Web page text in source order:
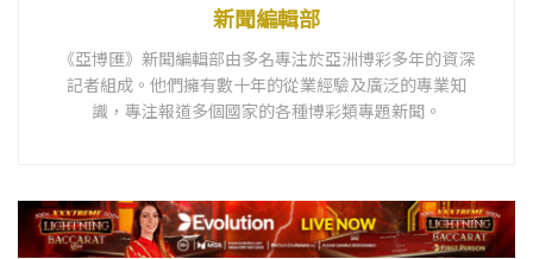
新聞編輯部
《亞博匯》新聞編輯部由多名專注於亞洲博彩多年的資深
記者組成。他們擁有數十年的從業經驗及廣泛的專業知
識，專注報道多個國家的各種博彩類專題新聞。